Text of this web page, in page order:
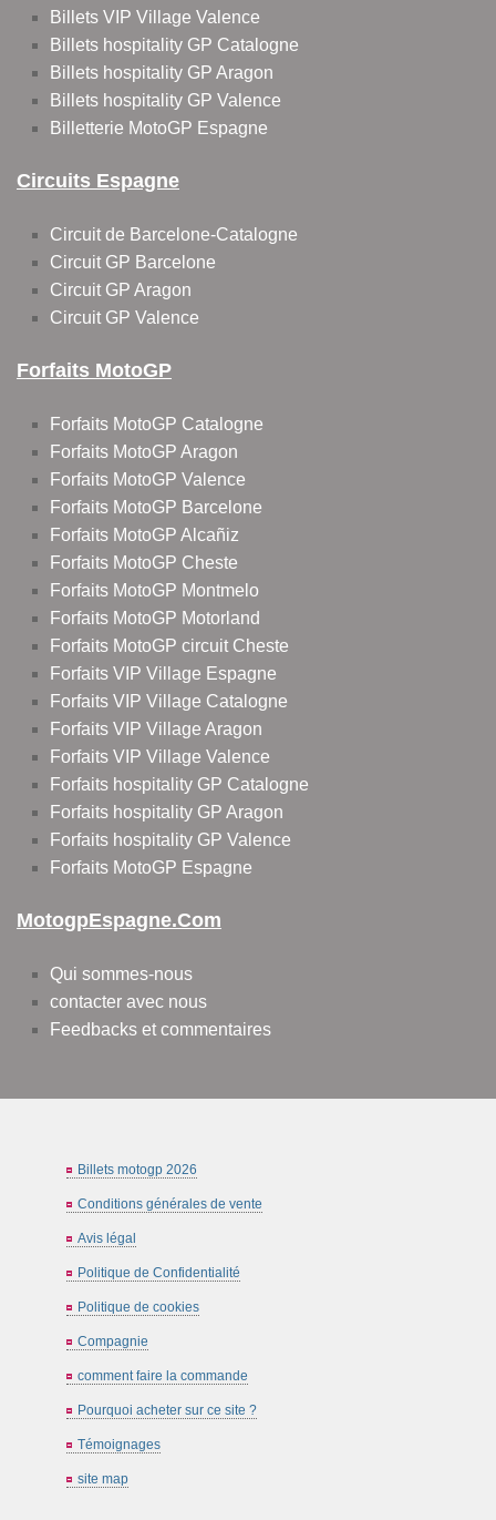
Billets VIP Village Valence
Billets hospitality GP Catalogne
Billets hospitality GP Aragon
Billets hospitality GP Valence
Billetterie MotoGP Espagne
Circuits Espagne
Circuit de Barcelone-Catalogne
Circuit GP Barcelone
Circuit GP Aragon
Circuit GP Valence
Forfaits MotoGP
Forfaits MotoGP Catalogne
Forfaits MotoGP Aragon
Forfaits MotoGP Valence
Forfaits MotoGP Barcelone
Forfaits MotoGP Alcañiz
Forfaits MotoGP Cheste
Forfaits MotoGP Montmelo
Forfaits MotoGP Motorland
Forfaits MotoGP circuit Cheste
Forfaits VIP Village Espagne
Forfaits VIP Village Catalogne
Forfaits VIP Village Aragon
Forfaits VIP Village Valence
Forfaits hospitality GP Catalogne
Forfaits hospitality GP Aragon
Forfaits hospitality GP Valence
Forfaits MotoGP Espagne
MotogpEspagne.com
Qui sommes-nous
contacter avec nous
Feedbacks et commentaires
Billets motogp 2026
Conditions générales de vente
Avis légal
Politique de Confidentialité
Politique de cookies
Compagnie
comment faire la commande
Pourquoi acheter sur ce site ?
Témoignages
site map